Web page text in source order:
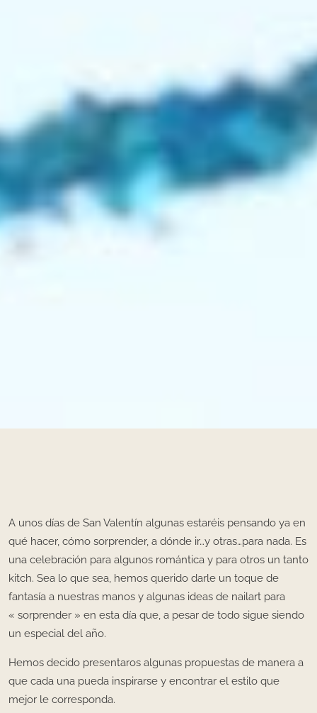
A unos días de San Valentín algunas estaréis pensando ya en
qué hacer, cómo sorprender, a dónde ir…y otras…para nada. Es
una celebración para algunos romántica y para otros un tanto
kitch. Sea lo que sea, hemos querido darle un toque de
fantasía a nuestras manos y algunas ideas de nailart para
« sorprender » en esta día que, a pesar de todo sigue siendo
un especial del año.
Hemos decido presentaros algunas propuestas de manera a
que cada una pueda inspirarse y encontrar el estilo que
mejor le corresponda.